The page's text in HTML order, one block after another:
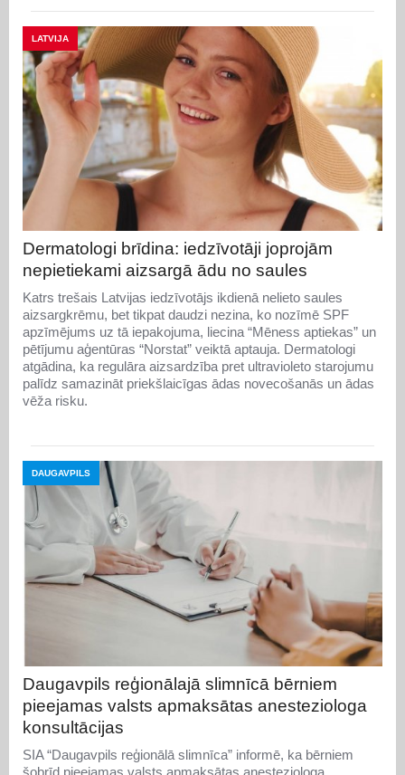
LATVIJA
Dermatologi brīdina: iedzīvotāji joprojām
nepietiekami aizsargā ādu no saules
Katrs trešais Latvijas iedzīvotājs ikdienā nelieto saules
aizsargkrēmu, bet tikpat daudzi nezina, ko nozīmē SPF
apzīmējums uz tā iepakojuma, liecina “Mēness aptiekas” un
pētījumu aģentūras “Norstat” veiktā aptauja. Dermatologi
atgādina, ka regulāra aizsardzība pret ultravioleto starojumu
palīdz samazināt priekšlaicīgas ādas novecošanās un ādas
vēža risku.
DAUGAVPILS
Daugavpils reģionālajā slimnīcā bērniem
pieejamas valsts apmaksātas anesteziologa
konsultācijas
SIA “Daugavpils reģionālā slimnīca” informē, ka bērniem
šobrīd pieejamas valsts apmaksātas anesteziologa